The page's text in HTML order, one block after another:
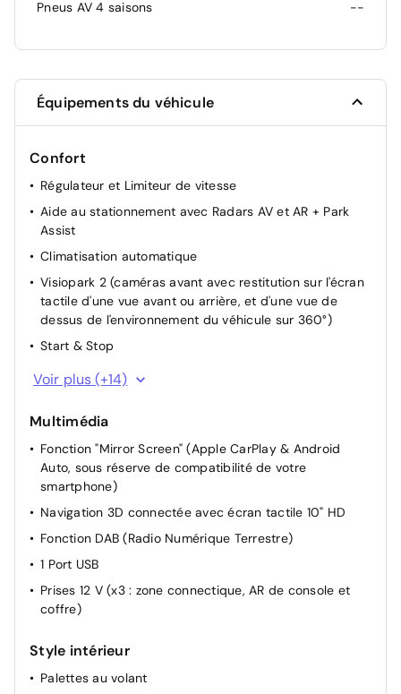
Pneus AV 4 saisons --
Équipements du véhicule
Confort
Régulateur et Limiteur de vitesse
Aide au stationnement avec Radars AV et AR + Park
Assist
Climatisation automatique
Visiopark 2 (caméras avant avec restitution sur l'écran
tactile d'une vue avant ou arrière, et d'une vue de
dessus de l'environnement du véhicule sur 360°)
Start & Stop
Direction Assistée électrique
Accès et Démarrage Mains Libres
Appui-tête AR réglable
Accoudoir central AR
Dossier des sièges AV inclinables
Réglage du siège conducteur manuellement
Rétroviseur intérieur Jour / Nuit Electrochrome
Voir plus (+14)
Multimédia
Fonction "Mirror Screen" (Apple CarPlay & Android
Auto, sous réserve de compatibilité de votre
smartphone)
Navigation 3D connectée avec écran tactile 10" HD
Fonction DAB (Radio Numérique Terrestre)
1 Port USB
Prises 12 V (x3 : zone connectique, AR de console et
coffre)
Style intérieur
Palettes au volant